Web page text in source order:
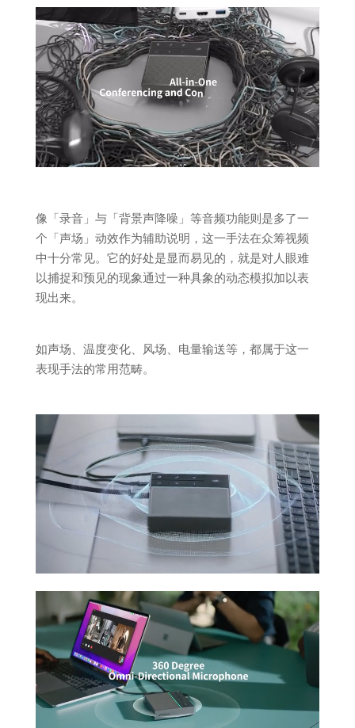
像「录音」与「背景声降噪」等音频功能则是多了一
个「声场」动效作为辅助说明，这一手法在众筹视频
中十分常见。它的好处是显而易见的，就是对人眼难
以捕捉和预见的现象通过一种具象的动态模拟加以表
现出来。
如声场、温度变化、风场、电量输送等，都属于这一
表现手法的常用范畴。